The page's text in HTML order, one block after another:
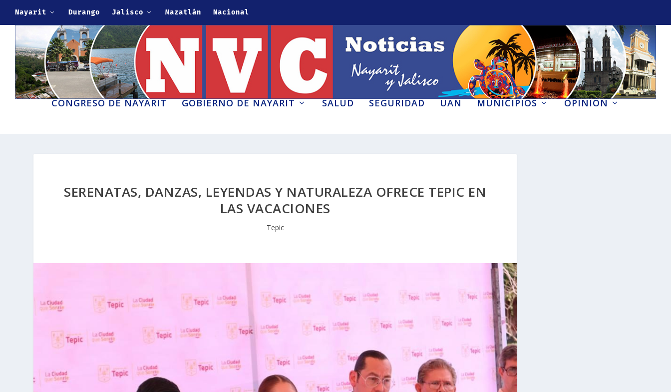
Nayarit Durango Jalisco Mazatlán Nacional
CONGRESO DE NAYARIT GOBIERNO DE NAYARIT SALUD SEGURIDAD UAN MUNICIPIOS OPINIÓN
SERENATAS, DANZAS, LEYENDAS Y NATURALEZA OFRECE TEPIC EN
LAS VACACIONES
Tepic